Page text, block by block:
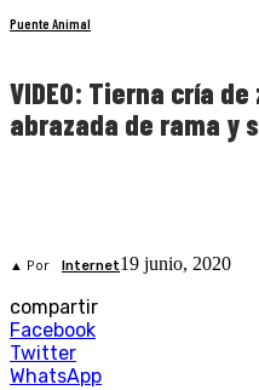
Puente Animal
VIDEO: Tierna cría
abrazada de rama y
▲ Por Internet19 junio, 2020
compartir
Facebook
Twitter
WhatsApp